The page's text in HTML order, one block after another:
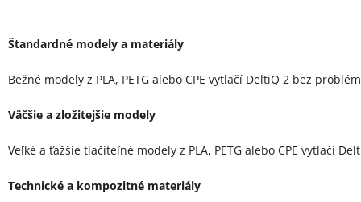
Štandardné modely a materiály
Bežné modely z PLA, PETG alebo CPE vytlačí DeltiQ 2 bez
Väčšie a zložitejšie modely
Veľké a ťažšie tlačiteľné modely z PLA, PETG alebo CPE vytlačí
Technické a kompozitné materiály